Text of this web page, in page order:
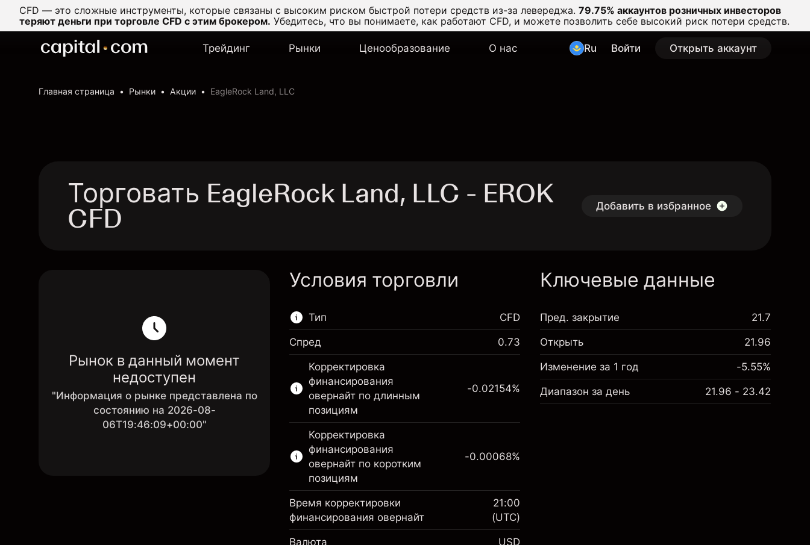
CFD — это сложные инструменты, которые связаны с высоким риском быстрой потери средств из-за левереджа. 79.75% аккаунтов розничных инвесторов
теряют деньги при торговле CFD с этим брокером. Убедитесь, что вы понимаете, как работают CFD, и можете позволить себе высокий риск потери средств.
Трейдинг Рынки Ценообразование О нас Ru Войти Открыть аккаунт
Главная страница Рынки Акции EagleRock Land, LLC
Торговать EagleRock Land, LLC - EROK
CFD Добавить в избранное
Рынок в данный момент
недоступен
"Информация о рынке представлена по
состоянию на 2026-08-
06T19:46:09+00:00"
Условия торговли
Тип
Этот финансовый рынок доступен для
торговли CFD.
Подробнее о:
CFD
CFD
Спред 0.73
Корректировка
финансирования
овернайт по длинным
позициям
Маржа. Ваши
$1,000.00
-0.02154%
Корректировка
финансирования
овернайт по коротким
позициям
-0.00068%
Время корректировки
финансирования овернайт
21:00
(UTC)
Валюта USD
Ключевые данные
Пред. закрытие 21.7
Открыть 21.96
Изменение за 1 год -5.55%
Диапазон за день 21.96 - 23.42